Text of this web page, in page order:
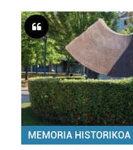
MEMORIA HISTORIKOA